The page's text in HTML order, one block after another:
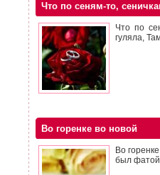
Что по сеням-то,
Что по
гуляла,
Во горенке во новой
Во
был